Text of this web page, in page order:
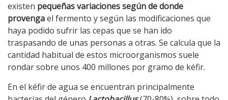
existen pequeñas variaciones según de donde
provengael fermento y según las modificaciones que
haya podido sufrir las cepas que se han ido
traspasando de unas personas a otras. Se calcula que la
cantidad habitual de estos microorganismos suele
rondar sobre unos 400 millones por gramo de kéfir.
En el kéfir de agua se encuentran principalmente